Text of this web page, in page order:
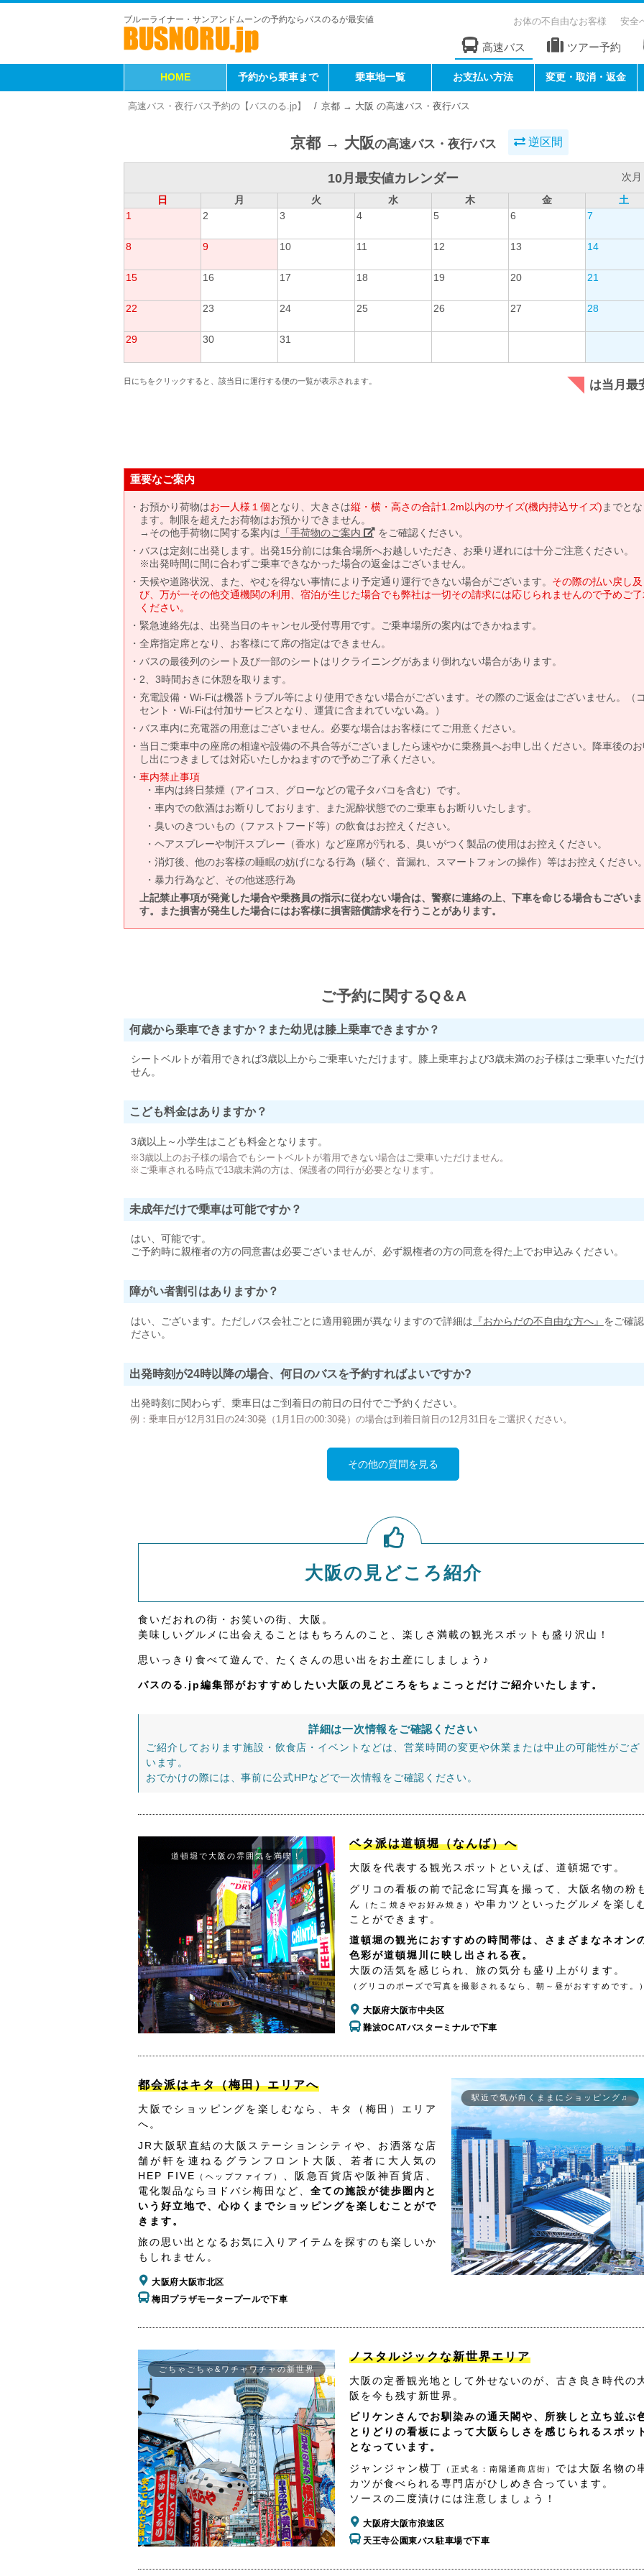
ブルーライナー・サンアンドムーンの予約ならバスのるが最安値 お体の不自由なお客様 安全
高速バス ツアー予約
HOME 予約から乗車まで 乗車地一覧 お支払い方法 変更・取消・返金
高速バス・夜行バス予約の【バスのる.jp】 京都 → 大阪 の高速バス・夜行バス
京都 → 大阪の高速バス・夜行バス 逆区間
10月最安値カレンダー
次月
日
月 火 水 木 金
土
1
2 3 4 5 6 7
8 9 10 11 12 13 14
15 16 17 18 19 20 21
22 23 24 25 26 27 28
29 30 31
日にちをクリックすると、該当日に運行する便の一覧が表示されます。 は当月最
重要なご案内
お預かり荷物はお一人様１個となり、大きさは縦・横・高さの合計1.2m以内のサイズ(機内持込サイズ) までと
ます。制限を超えたお荷物はお預かりできません。
→その他手荷物に関する案内は 「手荷物のご案内」 をご確認ください。
バスは定刻に出発します。出発15分前には集合場所へお越しいただき、お乗り遅れには十分ご注意ください。
※出発時間に間に合わずご乗車できなかった場合の返金はございません。
天候や道路状況、また、やむを得ない事情により予定通り運行できない場合がございます。 その際の払い戻し及
び、万が一その他交通機関の利用、宿泊が生じた場合でも弊社は一切その請求には応じられませんので予めご
ください。
緊急連絡先は、出発当日のキャンセル受付専用です。ご乗車場所の案内はできかねます。
全席指定席となり、お客様にて席の指定はできません。
バスの最後列のシート及び一部のシートはリクライニングがあまり倒れない場合があります。
2、3時間おきに休憩を取ります。
充電設備・Wi-Fiは機器トラブル等により使用できない場合がございます。その際のご返金はございません。（
セント・Wi-Fiは付加サービスとなり、運賃に含まれていない為。）
バス車内に充電器の用意はございません。必要な場合はお客様にてご用意ください。
当日ご乗車中の座席の相違や設備の不具合等がございましたら速やかに乗務員へお申し出ください。降車後の
し出につきましては対応いたしかねますので予めご了承ください。
車内禁止事項
車内は終日禁煙（アイコス、グローなどの電子タバコを含む）です。
車内での飲酒はお断りしております、また泥酔状態でのご乗車もお断りいたします。
臭いのきついもの（ファストフード等）の飲食はお控えください。
ヘアスプレーや制汗スプレー（香水）など座席が汚れる、臭いがつく製品の使用はお控えください。
消灯後、他のお客様の睡眠の妨げになる行為（騒ぐ、音漏れ、スマートフォンの操作）等はお控えください
暴力行為など、その他迷惑行為
上記禁止事項が発覚した場合や乗務員の指示に従わない場合は、警察に連絡の上、下車を命じる場合もございま
す。また損害が発生した場合にはお客様に損害賠償請求を行うことがあります。
ご予約に関するQ＆A
何歳から乗車できますか？また幼児は膝上乗車できますか？
シートベルトが着用できれば3歳以上からご乗車いただけます。膝上乗車および3歳未満のお子様はご乗車いただ
せん。
こども料金はありますか？
3歳以上～小学生はこども料金となります。
※3歳以上のお子様の場合でもシートベルトが着用できない場合はご乗車いただけません。
※ご乗車される時点で13歳未満の方は、保護者の同行が必要となります。
未成年だけで乗車は可能ですか？
はい、可能です。
ご予約時に親権者の方の同意書は必要ございませんが、必ず親権者の方の同意を得た上でお申込みください。
障がい者割引はありますか？
はい、ございます。ただしバス会社ごとに適用範囲が異なりますので詳細は 『おからだの不自由な方へ』 をご確
ださい。
出発時刻が24時以降の場合、何日のバスを予約すればよいですか?
出発時刻に関わらず、乗車日はご到着日の前日の日付でご予約ください。
例：乗車日が12月31日の24:30発（1月1日の00:30発）の場合は到着日前日の12月31日をご選択ください。
その他の質問を見る
大阪の見どころ紹介
食いだおれの街・お笑いの街、大阪。
美味しいグルメに出会えることはもちろんのこと、楽しさ満載の観光スポットも盛り沢山！
思いっきり食べて遊んで、たくさんの思い出をお土産にしましょう♪
バスのる.jp編集部がおすすめしたい大阪の見どころをちょこっとだけご紹介いたします。
詳細は一次情報をご確認ください
ご紹介しております施設・飲食店・イベントなどは、営業時間の変更や休業または中止の可能性がござ
います。
おでかけの際には、事前に公式HPなどで一次情報をご確認ください。
道頓堀で大阪の雰囲気を満喫！
ベタ派は道頓堀（なんば）へ
大阪を代表する観光スポットといえば、道頓堀です。
グリコの看板の前で記念に写真を撮って、大阪名物の粉
ん
（たこ焼きやお好み焼き） や串カツといったグルメを楽し
ことができます。
道頓堀の観光におすすめの時間帯は、さまざまなネオン
色彩が道頓堀川に映し出される夜。
大阪の活気を感じられ、旅の気分も盛り上がります。
（グリコのポーズで写真を撮影されるなら、朝～昼がおすすめです。
大阪府大阪市中央区
難波OCATバスターミナルで下車
都会派はキタ（梅田）エリアへ
大阪でショッピングを楽しむなら、キタ（梅田）エリア
へ。
JR大阪駅直結の大阪ステーションシティや、お洒落な店
舗が軒を連ねるグランフロント大阪、若者に大人気の
HEP FIVE
（ヘップファイブ）
、阪急百貨店や阪神百貨店、
電化製品ならヨドバシ梅田など、 全ての施設が徒歩圏内と
いう好立地で、心ゆくまでショッピングを楽しむことがで
きます。
旅の思い出となるお気に入りアイテムを探すのも楽しいか
もしれません。
大阪府大阪市北区
梅田プラザモータープールで下車
駅近で気が向くままにショッピング♫
ごちゃごちゃ&ワチャワチャの新世界
ノスタルジックな新世界エリア
大阪の定番観光地として外せないのが、古き良き時代の
阪を今も残す新世界。
ビリケンさんでお馴染みの通天閣や、所狭しと立ち並ぶ
とりどりの看板によって大阪らしさを感じられるスポッ
となっています。
ジャンジャン横丁
（正式名：南陽通商店街） では大阪名物の
カツが食べられる専門店がひしめき合っています。
ソースの二度漬けには注意しましょう！
大阪府大阪市浪速区
天王寺公園東バス駐車場で下車